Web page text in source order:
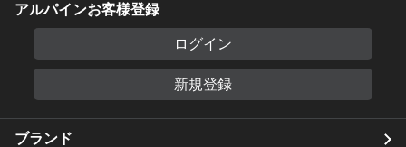
アルパインお客様登録
ログイン
新規登録
ブランド